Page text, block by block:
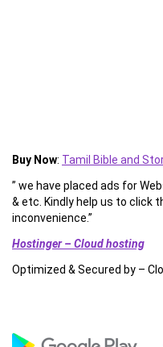
Buy Now: Tamil Bible and
” we have placed ads for
& etc. Kindly help us to click
inconvenience.”
Hostinger – Cloud hosting
Optimized & Secured by –